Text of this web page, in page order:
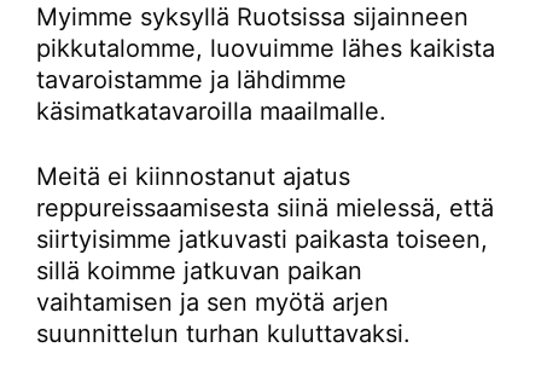
Myimme syksyllä Ruotsissa sijainneen
pikkutalomme, luovuimme lähes kaikista
tavaroistamme ja lähdimme
käsimatkatavaroilla maailmalle.
Meitä ei kiinnostanut ajatus
reppureissaamisesta siinä mielessä, että
siirtyisimme jatkuvasti paikasta toiseen,
sillä koimme jatkuvan paikan
vaihtamisen ja sen myötä arjen
suunnittelun turhan kuluttavaksi.